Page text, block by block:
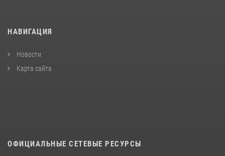
НАВИГАЦИЯ
Новости
Карта сайта
ОФИЦИАЛЬНЫЕ СЕТЕВЫЕ РЕСУРСЫ